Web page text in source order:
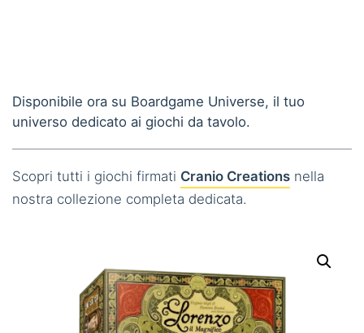
Disponibile ora su Boardgame Universe, il tuo
universo dedicato ai giochi da tavolo.
Scopri tutti i giochi firmati Cranio Creations nella
nostra collezione completa dedicata.